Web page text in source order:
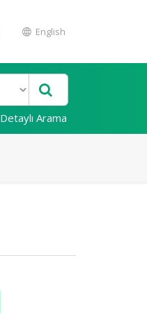
English
Detaylı Arama